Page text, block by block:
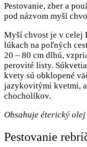
Pestovanie, zber a
pod názvom myší
Myší chvost je v celej
lúkach na poľných
20 – 80 cm dlhú,
perovité listy.
kvety sú obklopené
jazykovitými kvetmi,
chocholíkov.
Obsahuje éterický
Pestovanie